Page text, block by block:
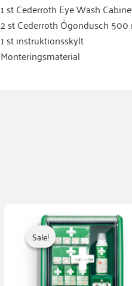
1 st Cederroth Eye Wash
2 st Cederroth Ögondusch
1 st instruktionsskylt
Monteringsmaterial
Sale!
Sale!